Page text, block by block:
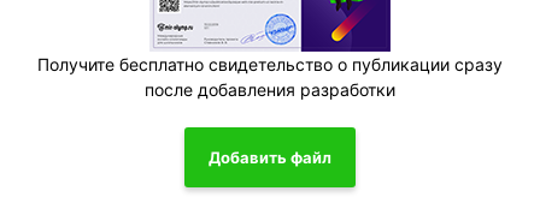
Получите бесплатно свидетельство о публикации сразу
после добавления разработки
Добавить файл